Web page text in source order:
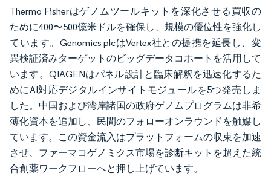
Thermo Fisherはゲノムツールキットを深化させる買収の
ために400〜500億米ドルを確保し、規模の優位性を強化し
ています。Genomics plcはVertex社との提携を延長し、変
異検証済みターゲットのビッグデータコホートを活用して
います。QIAGENはパネル設計と臨床解釈を迅速化するた
めにAI対応デジタルインサイトモジュールを5つ発売しま
した。中国および湾岸諸国の政府ゲノムプログラムは非希
薄化資本を追加し、民間のフォローオンラウンドを触媒し
ています。この資金流入はプラットフォームの収束を加速
させ、ファーマコゲノミクス市場を診断キットを超えた統
合創薬ワークフローへと押し上げています。